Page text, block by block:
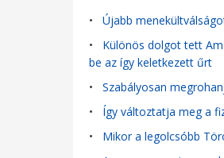
• Újabb
• Különös dolgot tett
be az így keletkezett űrt
• Szabályosan
• Így változtatja meg a
• Mikor a legolcsóbb